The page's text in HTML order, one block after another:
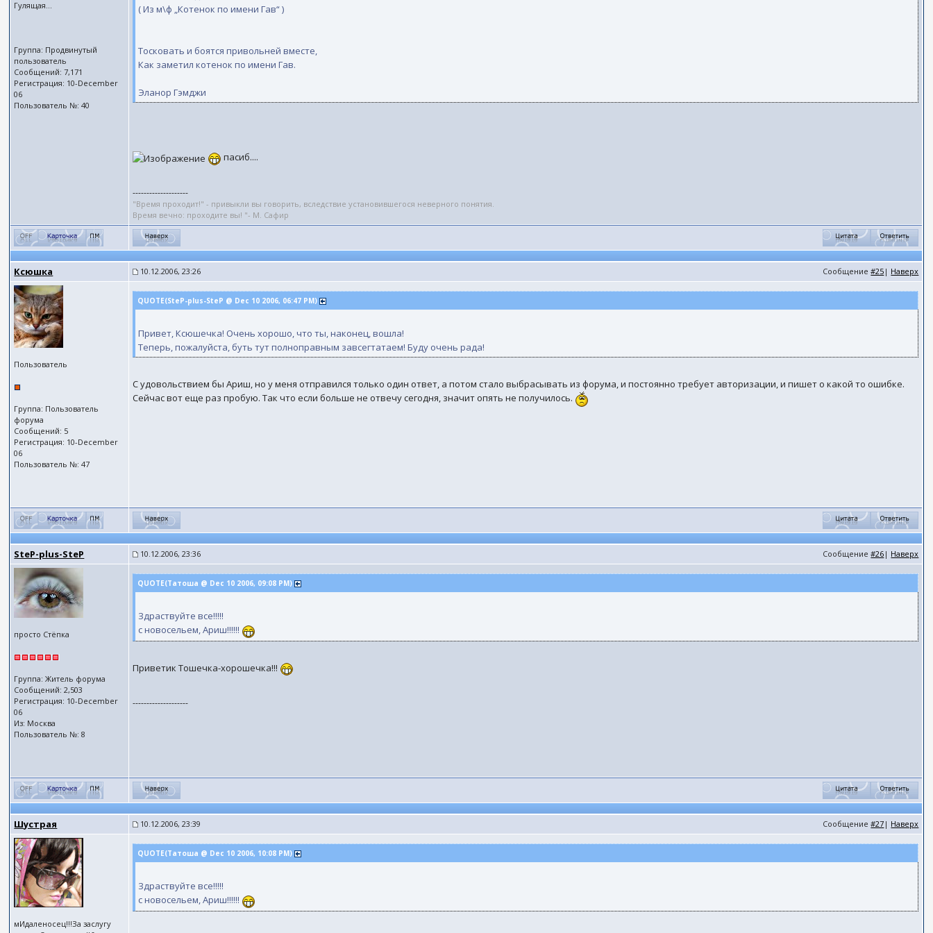
Гулящая...
Группа: Продвинутый
пользователь
Сообщений: 7,171
Регистрация: 10-December
06
Пользователь №: 40
( Из м\ф „Котенок по имени Гав“ )
Тосковать и боятся привольней вместе,
Как заметил котенок по имени Гав.
Эланор Гэмджи
пасиб....
--------------------
"Время проходит!" - привыкли вы говорить, вследствие установившегося неверного понятия.
Время вечно: проходите вы! "- М. Сафир
Ксюшка 10.12.2006, 23:26 Сообщение#25 | Наверх
Пользователь
Группа: Пользователь
форума
Сообщений: 5
Регистрация: 10-December
06
Пользователь №: 47
QUOTE(SteP-plus-SteP @ Dec 10 2006, 06:47 PM)
Привет, Ксюшечка! Очень хорошо, что ты, наконец, вошла!
Теперь, пожалуйста, буть тут полноправным завсегтатаем! Буду очень рада!
С удовольствием бы Ариш, но у меня отправился только один ответ, а потом стало выбрасывать из форума, и постоянно требует авторизации, и пишет о какой то ошибке.
Сейчас вот еще раз пробую. Так что если больше не отвечу сегодня, значит опять не получилось.
SteP-plus-SteP 10.12.2006, 23:36 Сообщение#26 | Наверх
просто Стёпка
Группа: Житель форума
Сообщений: 2,503
Регистрация: 10-December
06
Из: Москва
Пользователь №: 8
QUOTE(Татоша @ Dec 10 2006, 09:08 PM)
Здраствуйте все!!!!!
с новосельем, Ариш!!!!!!
Приветик Тошечка-хорошечка!!!
--------------------
Шустрая 10.12.2006, 23:39 Сообщение#27 | Наверх
мИдаленосец!!!За заслугу
QUOTE(Татоша @ Dec 10 2006, 10:08 PM)
Здраствуйте все!!!!!
с новосельем, Ариш!!!!!!